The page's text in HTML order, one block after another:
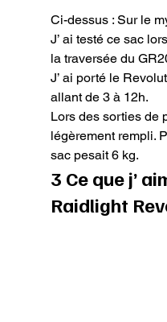
Ci-dessus : Sur le
J’ ai testé ce sac
la traversée du
J’ ai porté le
allant de 3 à 12h.
Lors des sorties de
légèrement rempli.
sac pesait 6 kg.
3 Ce que j’
Raidlight